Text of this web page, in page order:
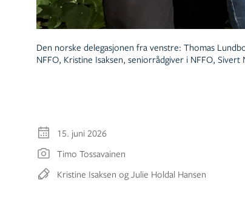
Den norske delegasjonen fra venstre: Thomas
NFFO, Kristine Isaksen, seniorrådgiver i NFFO,
15. juni 2026
Timo Tossavainen
Kristine Isaksen og Julie Holdal Hansen